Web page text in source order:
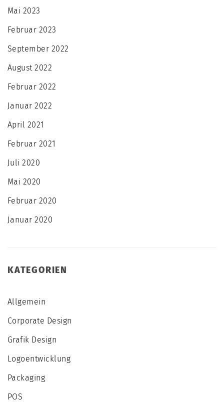
Mai 2023
Februar 2023
September 2022
August 2022
Februar 2022
Januar 2022
April 2021
Februar 2021
Juli 2020
Mai 2020
Februar 2020
Januar 2020
KATEGORIEN
Allgemein
Corporate Design
Grafik Design
Logoentwicklung
Packaging
POS